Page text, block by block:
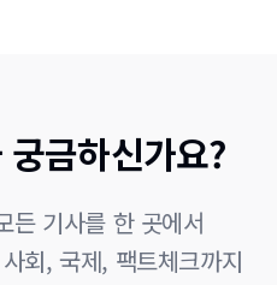
금하신가요?
든 기사를 한 곳에서
회, 국제, 팩트체크까지